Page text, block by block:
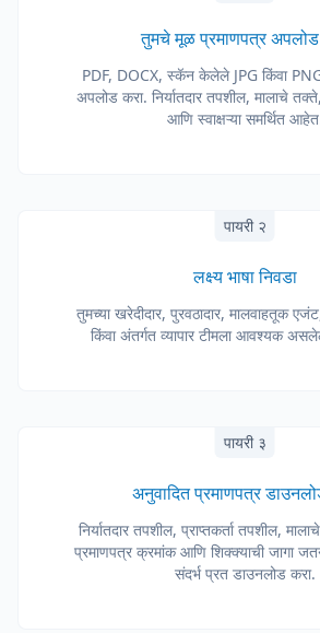
तुमचे मूळ प्रमाणपत्र
PDF, DOCX, स्कॅन केलेले JPG किंवा
अपलोड करा. निर्यातदार तपशील, मालाचे
आणि स्वाक्षऱ्या समर्थित
पायरी २
लक्ष्य भाषा निवडा
तुमच्या खरेदीदार, पुरवठादार, मालवाहतूक
किंवा अंतर्गत व्यापार टीमला आवश्यक
पायरी ३
अनुवादित प्रमाणपत्र
निर्यातदार तपशील, प्राप्तकर्ता तपशील,
प्रमाणपत्र क्रमांक आणि शिक्क्याची जागा
संदर्भ प्रत डाउनलोड करा.